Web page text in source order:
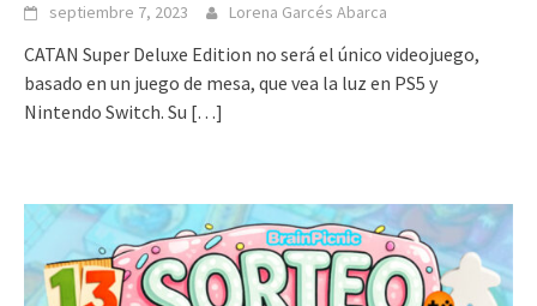
septiembre 7, 2023 Lorena Garcés Abarca
CATAN Super Deluxe Edition no será el único videojuego,
basado en un juego de mesa, que vea la luz en PS5 y
Nintendo Switch. Su […]